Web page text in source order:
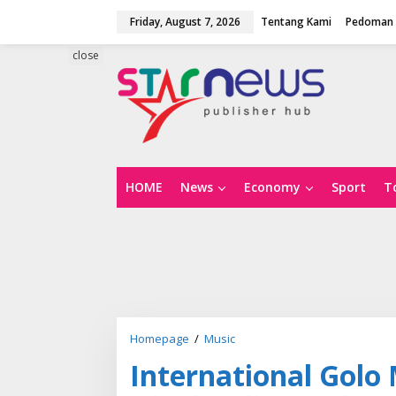
Friday, August 7, 2026 Tentang Kami Pedoman
HOME News Economy Sport
close
Homepage / Music
t
e
International Golo